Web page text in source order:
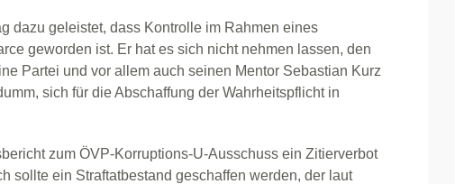
dazu geleistet, dass Kontrolle im Rahmen eines
geworden ist. Er hat es sich nicht nehmen lassen, den
Partei und vor allem auch seinen Mentor Sebastian Kurz
sich für die Abschaffung der Wahrheitspflicht in
zum ÖVP-Korruptions-U-Ausschuss ein Zitierverbot
sollte ein Straftatbestand geschaffen werden, der laut